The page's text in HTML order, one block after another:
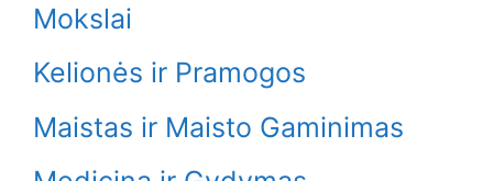
Mokslai
Kelionės ir Pramogos
Maistas ir Maisto Gaminimas